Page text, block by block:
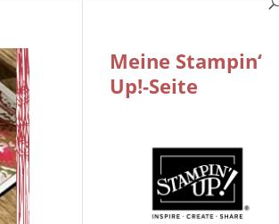
Meine Stampin‘
Up!-Seite